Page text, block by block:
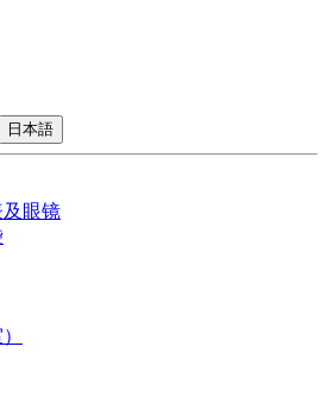
日本語
眼镜